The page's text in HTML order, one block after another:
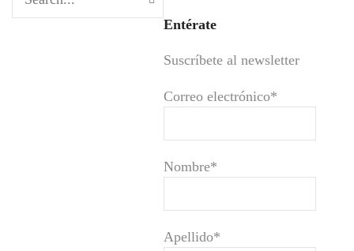
Entérate
Suscríbete al newsletter
Correo electrónico*
Nombre*
Apellido*